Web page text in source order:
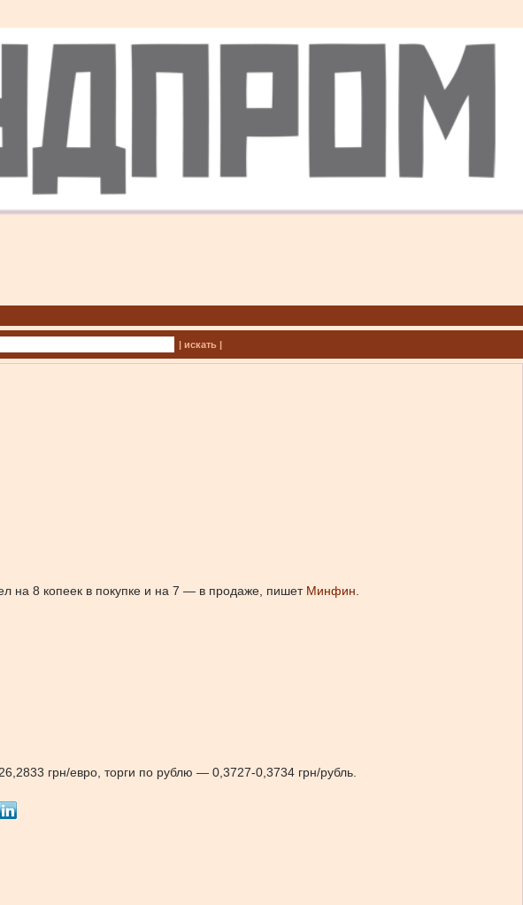
| искать |
на 8 копеек в покупке и на 7 — в продаже, пишет Минфин
грн/евро, торги по рублю — 0,3727-0,3734 грн/рубль.